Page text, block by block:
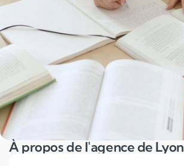
À propos de l'agence de Lyon